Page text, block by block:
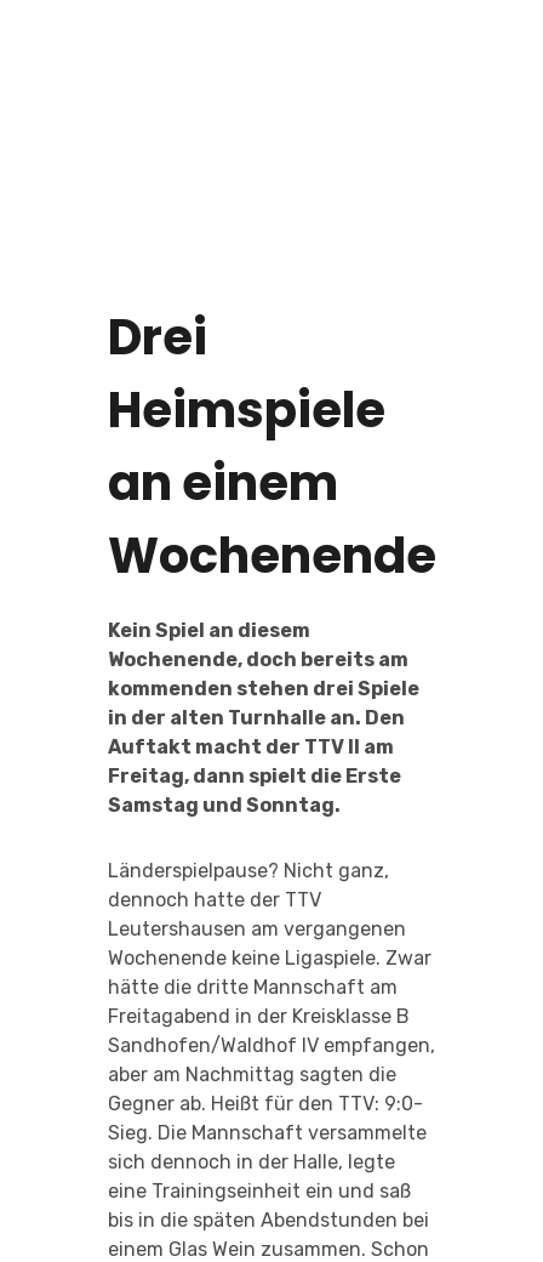
Drei
Heimspiele
an einem
Wochenende
Kein Spiel an diesem
Wochenende, doch bereits am
kommenden stehen drei Spiele
in der alten Turnhalle an. Den
Auftakt macht der TTV II am
Freitag, dann spielt die Erste
Samstag und Sonntag.
Länderspielpause? Nicht ganz,
dennoch hatte der TTV
Leutershausen am vergangenen
Wochenende keine Ligaspiele. Zwar
hätte die dritte Mannschaft am
Freitagabend in der Kreisklasse B
Sandhofen/Waldhof IV empfangen,
aber am Nachmittag sagten die
Gegner ab. Heißt für den TTV: 9:0-
Sieg. Die Mannschaft versammelte
sich dennoch in der Halle, legte
eine Trainingseinheit ein und saß
bis in die späten Abendstunden bei
einem Glas Wein zusammen. Schon